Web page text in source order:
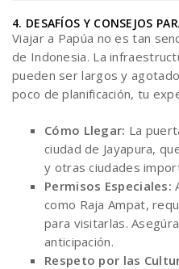
4. DESAFÍOS Y CONSEJOS
Viajar a Papúa no es tan
de Indonesia. La
pueden ser largos y
poco de planificación, tu
Cómo Llegar: La
ciudad de Jayapura,
y otras ciudades
Permisos Especiales:
como Raja Ampat,
para visitarlas.
anticipación.
Respeto por las